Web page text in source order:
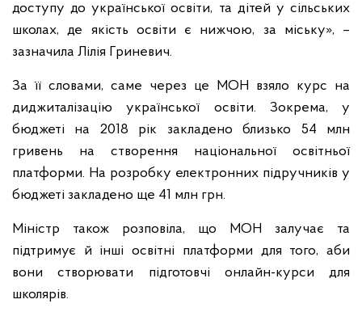
доступу до української освіти, та дітей у сільських
школах, де якість освіти є нижчою, за міську», –
зазначила Лілія Гриневич.
За її словами, саме через це МОН взяло курс на
диджиталізацію української освіти. Зокрема, у
бюджеті на 2018 рік закладено близько 54 млн
гривень на створення національної освітньої
платформи. На розробку електронних підручників у
бюджеті закладено ще 41 млн грн.
Міністр також розповіла, що МОН залучає та
підтримує й інші освітні платформи для того, аби
вони створювати підготовчі онлайн-курси для
школярів.